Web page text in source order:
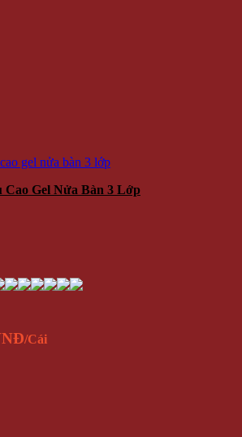
Cao Gel Nửa Bàn 3 Lớp
/Cái